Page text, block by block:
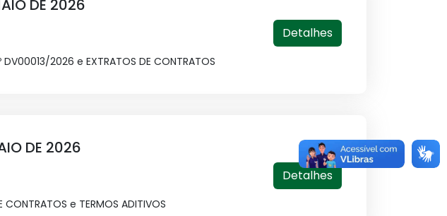
DE 2026
DV00013/2026 e EXTRATOS DE CONTRATOS
Detalhes
DE 2026
CONTRATOS e TERMOS ADITIVOS
Detalhes